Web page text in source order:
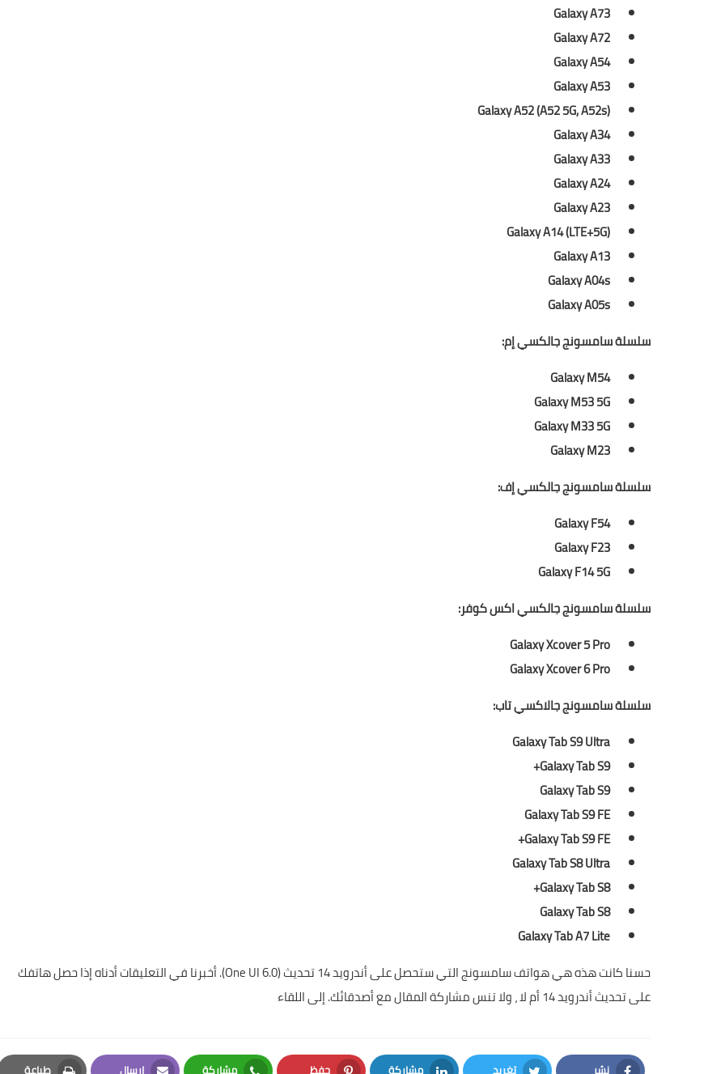
Galaxy A73
Galaxy A72
Galaxy A54
Galaxy A53
Galaxy A52 (A52 5G, A52s)
Galaxy A34
Galaxy A33
Galaxy A24
Galaxy A23
Galaxy A14 (LTE+5G)
Galaxy A13
Galaxy A04s
Galaxy A05s
سلسلة سامسونج جالكسي إم:
Galaxy M54
Galaxy M53 5G
Galaxy M33 5G
Galaxy M23
سلسلة سامسونج جالكسي إف:
Galaxy F54
Galaxy F23
Galaxy F14 5G
سلسلة سامسونج جالكسي اكس كوفر:
Galaxy Xcover 5 Pro
Galaxy Xcover 6 Pro
سلسلة سامسونج جالاكسي تاب:
Galaxy Tab S9 Ultra
Galaxy Tab S9+
Galaxy Tab S9
Galaxy Tab S9 FE
Galaxy Tab S9 FE+
Galaxy Tab S8 Ultra
Galaxy Tab S8+
Galaxy Tab S8
Galaxy Tab A7 Lite
حسنا كانت هذه هي هواتف سامسونج التي ستحصل على أندرويد 14 تحديث (One UI 6.0). أخبرنا في التعليقات أدناه إذا حصل هاتفك
على تحديث أندرويد 14 أم لا ، ولا تنس مشاركة المقال مع أصدقائك. إلى اللقاء
نشر تغريد مشاركة حفظ مشاركة إرسال طباعة